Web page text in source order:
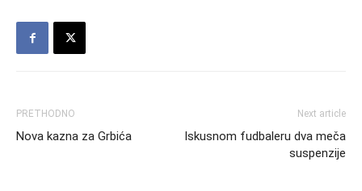
PRETHODNO
Nova kazna za Grbića
Next article
Iskusnom fudbaleru dva meča
suspenzije